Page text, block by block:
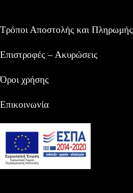
Τρόποι Αποστολής και Πληρωμής
Επιστροφές – Ακυρώσεις
Όροι χρήσης
Επικοινωνία